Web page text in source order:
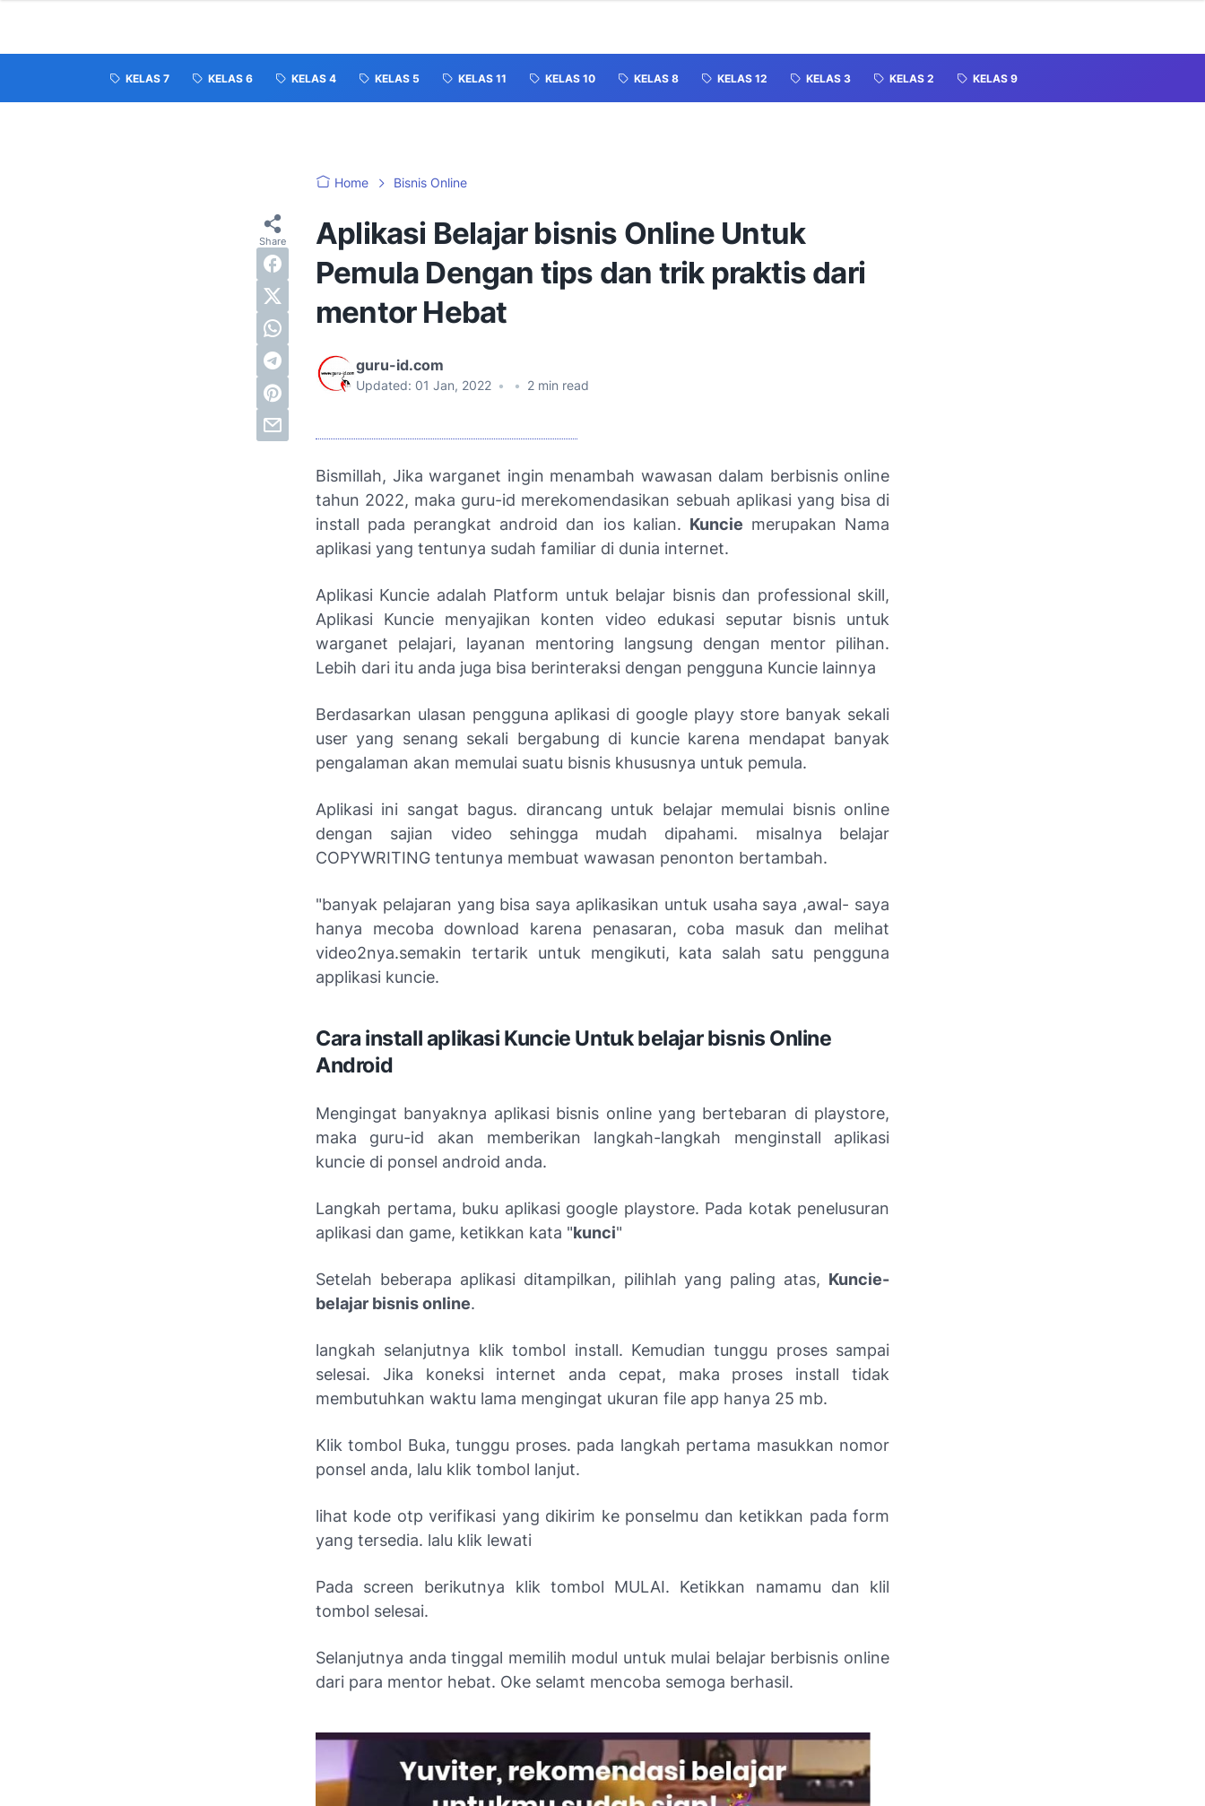
KELAS 7 KELAS 6 KELAS 4 KELAS 5 KELAS 11 KELAS 10 KELAS 8 KELAS 12 KELAS 3 KELAS 2 KELAS 9
Home Bisnis Online
Aplikasi Belajar bisnis Online Untuk
Pemula Dengan tips dan trik praktis dari
mentor Hebat
guru-id.com
Updated: 01 Jan, 2022 • • 2 min read
Bismillah, Jika warganet ingin menambah wawasan dalam berbisnis online
tahun 2022, maka guru-id merekomendasikan sebuah aplikasi yang bisa di
install pada perangkat android dan ios kalian. Kuncie merupakan Nama
aplikasi yang tentunya sudah familiar di dunia internet.
Aplikasi Kuncie adalah Platform untuk belajar bisnis dan professional skill,
Aplikasi Kuncie menyajikan konten video edukasi seputar bisnis untuk
warganet pelajari, layanan mentoring langsung dengan mentor pilihan.
Lebih dari itu anda juga bisa berinteraksi dengan pengguna Kuncie lainnya
Berdasarkan ulasan pengguna aplikasi di google playy store banyak sekali
user yang senang sekali bergabung di kuncie karena mendapat banyak
pengalaman akan memulai suatu bisnis khususnya untuk pemula.
Aplikasi ini sangat bagus. dirancang untuk belajar memulai bisnis online
dengan sajian video sehingga mudah dipahami. misalnya belajar
COPYWRITING tentunya membuat wawasan penonton bertambah.
"banyak pelajaran yang bisa saya aplikasikan untuk usaha saya ,awal- saya
hanya mecoba download karena penasaran, coba masuk dan melihat
video2nya.semakin tertarik untuk mengikuti, kata salah satu pengguna
applikasi kuncie.
Cara install aplikasi Kuncie Untuk belajar bisnis Online
Android
Mengingat banyaknya aplikasi bisnis online yang bertebaran di playstore,
maka guru-id akan memberikan langkah-langkah menginstall aplikasi
kuncie di ponsel android anda.
Langkah pertama, buku aplikasi google playstore. Pada kotak penelusuran
aplikasi dan game, ketikkan kata "kunci"
Setelah beberapa aplikasi ditampilkan, pilihlah yang paling atas, Kuncie-
belajar bisnis online.
langkah selanjutnya klik tombol install. Kemudian tunggu proses sampai
selesai. Jika koneksi internet anda cepat, maka proses install tidak
membutuhkan waktu lama mengingat ukuran file app hanya 25 mb.
Klik tombol Buka, tunggu proses. pada langkah pertama masukkan nomor
ponsel anda, lalu klik tombol lanjut.
lihat kode otp verifikasi yang dikirim ke ponselmu dan ketikkan pada form
yang tersedia. lalu klik lewati
Pada screen berikutnya klik tombol MULAI. Ketikkan namamu dan klil
tombol selesai.
Selanjutnya anda tinggal memilih modul untuk mulai belajar berbisnis online
dari para mentor hebat. Oke selamt mencoba semoga berhasil.